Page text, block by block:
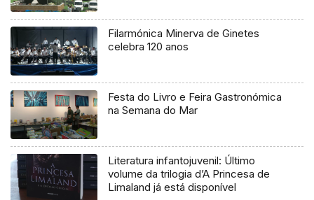
Filarmónica Minerva de Ginetes
celebra 120 anos
Festa do Livro e Feira Gastronómica
na Semana do Mar
Literatura infantojuvenil: Último
volume da trilogia d’A Princesa de
Limaland já está disponível